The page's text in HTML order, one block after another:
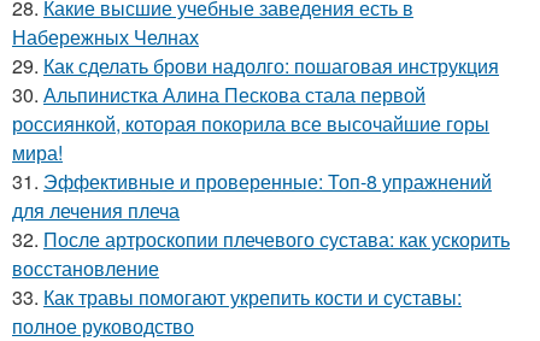
28. Какие высшие учебные заведения есть в
Набережных Челнах
29. Как сделать брови надолго: пошаговая инструкция
30. Альпинистка Алина Пескова стала первой
россиянкой, которая покорила все высочайшие горы
мира!
31. Эффективные и проверенные: Топ-8 упражнений
для лечения плеча
32. После артроскопии плечевого сустава: как ускорить
восстановление
33. Как травы помогают укрепить кости и суставы:
полное руководство